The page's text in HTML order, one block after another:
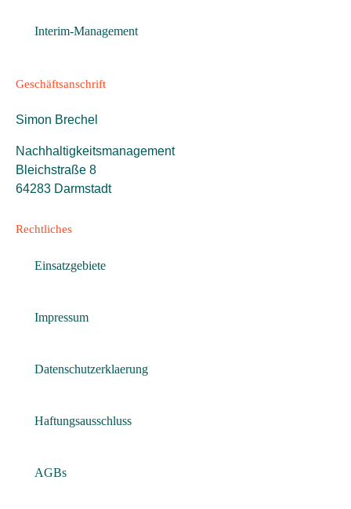
Interim-Management
Geschäftsanschrift
Simon Brechel
Nachhaltigkeitsmanagement
Bleichstraße 8
64283 Darmstadt
Rechtliches
Einsatzgebiete
Impressum
Datenschutzerklaerung
Haftungsausschluss
AGBs